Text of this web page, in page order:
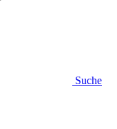
Suche